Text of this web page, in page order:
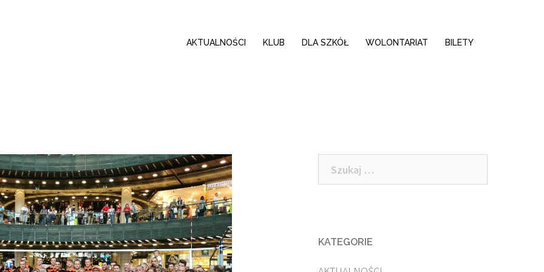
AKTUALNOŚCI KLUB DLA SZKÓŁ WOLONTARIAT BILETY
Szukaj:
KATEGORIE